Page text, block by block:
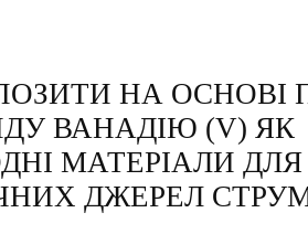
НА ОСНОВІ
ВАНАДІЮ (V) ЯК
МАТЕРІАЛИ ДЛЯ
ДЖЕРЕЛ